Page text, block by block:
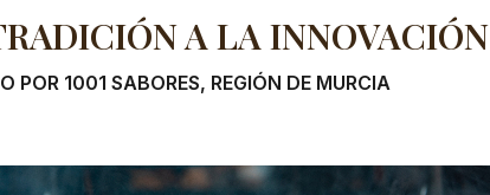
A LA INNOVACIÓN
POR 1001 SABORES, REGIÓN DE MURCIA